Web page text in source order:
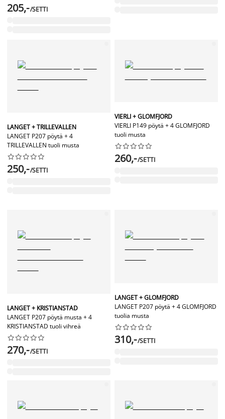
205,-/SETTI
LANGET + TRILLEVALLEN
LANGET P207 pöytä + 4
TRILLEVALLEN tuoli musta






250,-/SETTI
VIERLI + GLOMFJORD
VIERLI P149 pöytä + 4 GLOMFJORD
tuoli musta






260,-/SETTI
LANGET + KRISTIANSTAD
LANGET P207 pöytä musta + 4
KRISTIANSTAD tuoli vihreä






270,-/SETTI
LANGET + GLOMFJORD
LANGET P207 pöytä + 4 GLOMFJORD
tuolia musta






310,-/SETTI